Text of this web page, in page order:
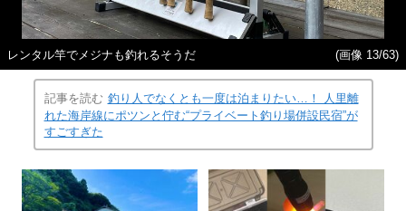
レンタル竿でメジナも釣れるそうだ (画像 13/63)
記事を読む 釣り人でなくとも一度は泊まりたい…！ 人里離
れた海岸線にポツンと佇む“プライベート釣り場併設民宿”が
すごすぎた